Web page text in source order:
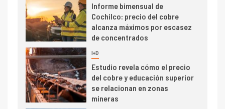
Informe bimensual de
Cochilco: precio del cobre
alcanza máximos por escasez
de concentrados
5 I+D
Estudio revela cómo el precio
del cobre y educación superior
se relacionan en zonas
mineras